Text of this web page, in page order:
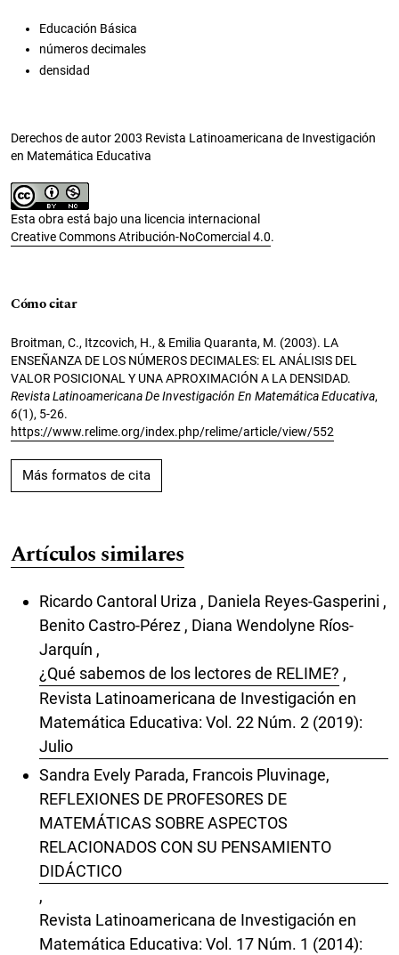
Educación Básica
números decimales
densidad
Derechos de autor 2003 Revista Latinoamericana de Investigación
en Matemática Educativa
Esta obra está bajo una licencia internacional
Creative Commons Atribución-NoComercial 4.0.
Cómo citar
Broitman, C., Itzcovich, H., & Emilia Quaranta, M. (2003). LA
ENSEÑANZA DE LOS NÚMEROS DECIMALES: EL ANÁLISIS DEL
VALOR POSICIONAL Y UNA APROXIMACIÓN A LA DENSIDAD.
Revista Latinoamericana De Investigación En Matemática Educativa,
6(1), 5-26.
https://www.relime.org/index.php/relime/article/view/552
Más formatos de cita
Artículos similares
Ricardo Cantoral Uriza , Daniela Reyes-Gasperini ,
Benito Castro-Pérez , Diana Wendolyne Ríos-
Jarquín ,
¿Qué sabemos de los lectores de RELIME? ,
Revista Latinoamericana de Investigación en
Matemática Educativa: Vol. 22 Núm. 2 (2019):
Julio
Sandra Evely Parada, Francois Pluvinage,
REFLEXIONES DE PROFESORES DE
MATEMÁTICAS SOBRE ASPECTOS
RELACIONADOS CON SU PENSAMIENTO
DIDÁCTICO
,
Revista Latinoamericana de Investigación en
Matemática Educativa: Vol. 17 Núm. 1 (2014):